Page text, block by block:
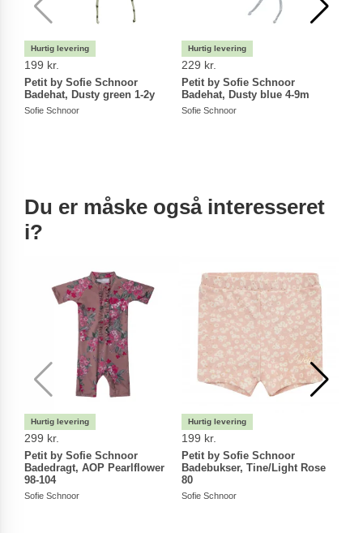
199 kr.
Petit by Sofie Schnoor
Badehat, Dusty green 1-2y
Sofie Schnoor
229 kr.
Petit by Sofie Schnoor
Badehat, Dusty blue 4-9m
Sofie Schnoor
Du er måske også interesseret
i?
299 kr.
Petit by Sofie Schnoor
Badedragt, AOP Pearlflower
98-104
Sofie Schnoor
199 kr.
Petit by Sofie Schnoor
Badebukser, Tine/Light Rose
80
Sofie Schnoor